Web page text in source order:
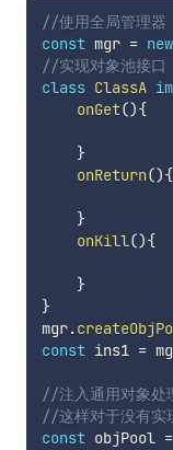
//使用全局管理器
const mgr = new
//实现对象池接口
class ClassA
onGet(){
}
onReturn(){
}
onKill(){
}
}
mgr.
const ins1 =
//注入通用对象处
//这样对于没有实
const objPool =